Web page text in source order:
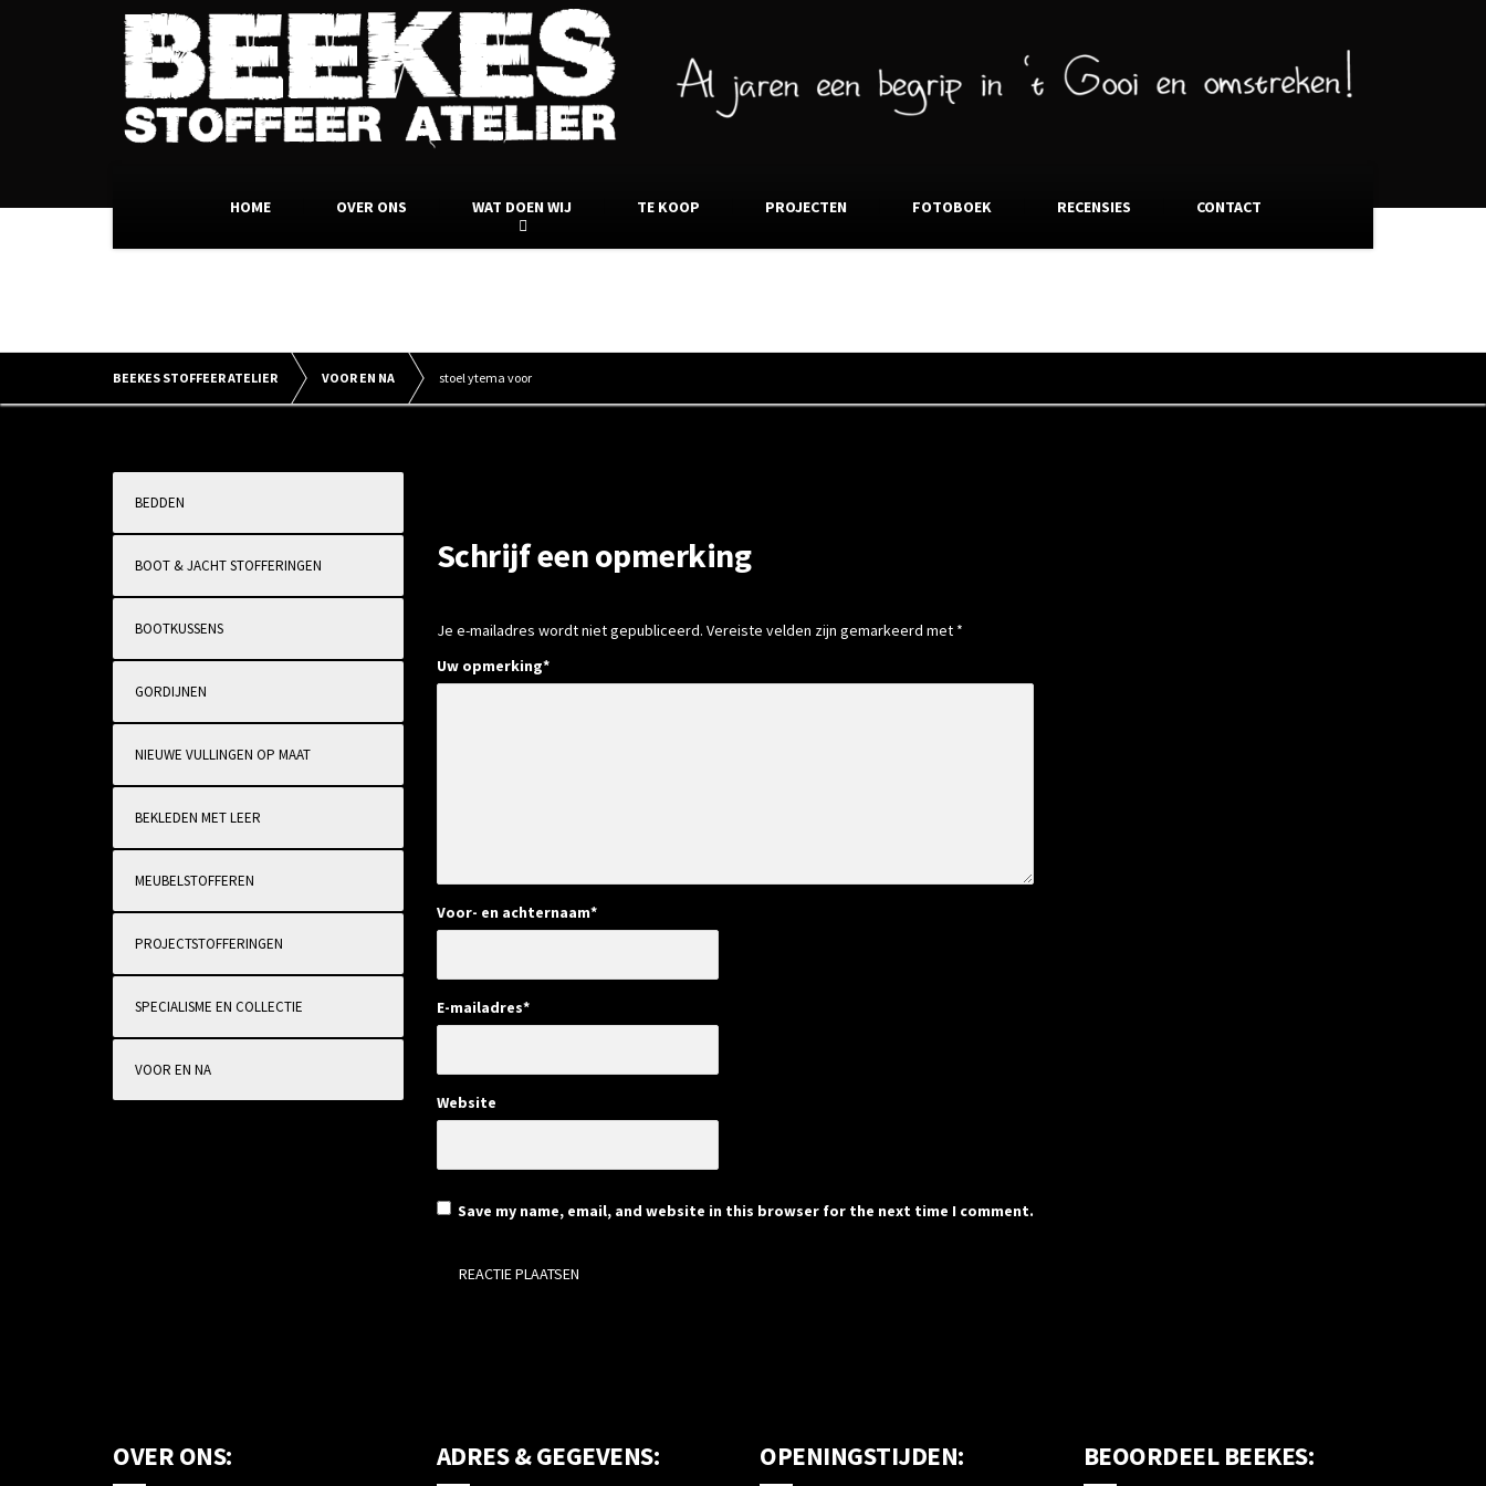
HOME OVER ONS WAT DOEN WIJ TE KOOP PROJECTEN FOTOBOEK RECENSIES CONTACT
BEEKES STOFFEER ATELIER VOOR EN NA stoel ytema voor
Schrijf een opmerking
Je e-mailadres wordt niet gepubliceerd. Vereiste velden zijn gemarkeerd met *
Uw opmerking*
Voor- en achternaam*
E-mailadres*
Website
Save my name, email, and website in this browser for the next time I comment.
BEDDEN
BOOT & JACHT STOFFERINGEN
BOOTKUSSENS
GORDIJNEN
NIEUWE VULLINGEN OP MAAT
BEKLEDEN MET LEER
MEUBELSTOFFEREN
PROJECTSTOFFERINGEN
SPECIALISME EN COLLECTIE
VOOR EN NA
OVER ONS: ADRES & GEGEVENS: OPENINGSTIJDEN: BEOORDEEL BEEKES: